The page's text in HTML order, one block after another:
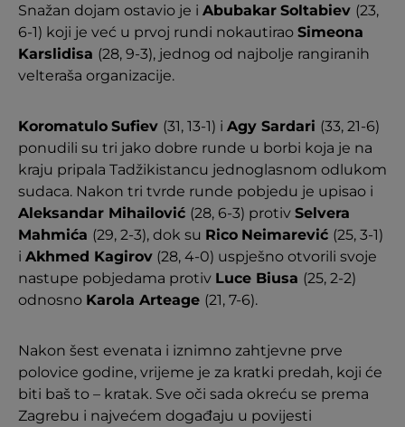
Snažan dojam ostavio je i Abubakar Soltabiev (23,
6-1) koji je već u prvoj rundi nokautirao Simeona
Karslidisa (28, 9-3), jednog od najbolje rangiranih
velteraša organizacije.
Koromatulo Sufiev (31, 13-1) i Agy Sardari (33, 21-6)
ponudili su tri jako dobre runde u borbi koja je na
kraju pripala Tadžikistancu jednoglasnom odlukom
sudaca. Nakon tri tvrde runde pobjedu je upisao i
Aleksandar Mihailović (28, 6-3) protiv Selvera
Mahmića (29, 2-3), dok su Rico Neimarević (25, 3-1)
i Akhmed Kagirov (28, 4-0) uspješno otvorili svoje
nastupe pobjedama protiv Luce Biusa (25, 2-2)
odnosno Karola Arteage (21, 7-6).
Nakon šest evenata i iznimno zahtjevne prve
polovice godine, vrijeme je za kratki predah, koji će
biti baš to – kratak. Sve oči sada okreću se prema
Zagrebu i najvećem događaju u povijesti